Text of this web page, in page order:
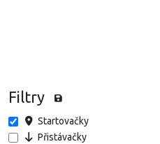
Filtry
Startovačky
Přistávačky